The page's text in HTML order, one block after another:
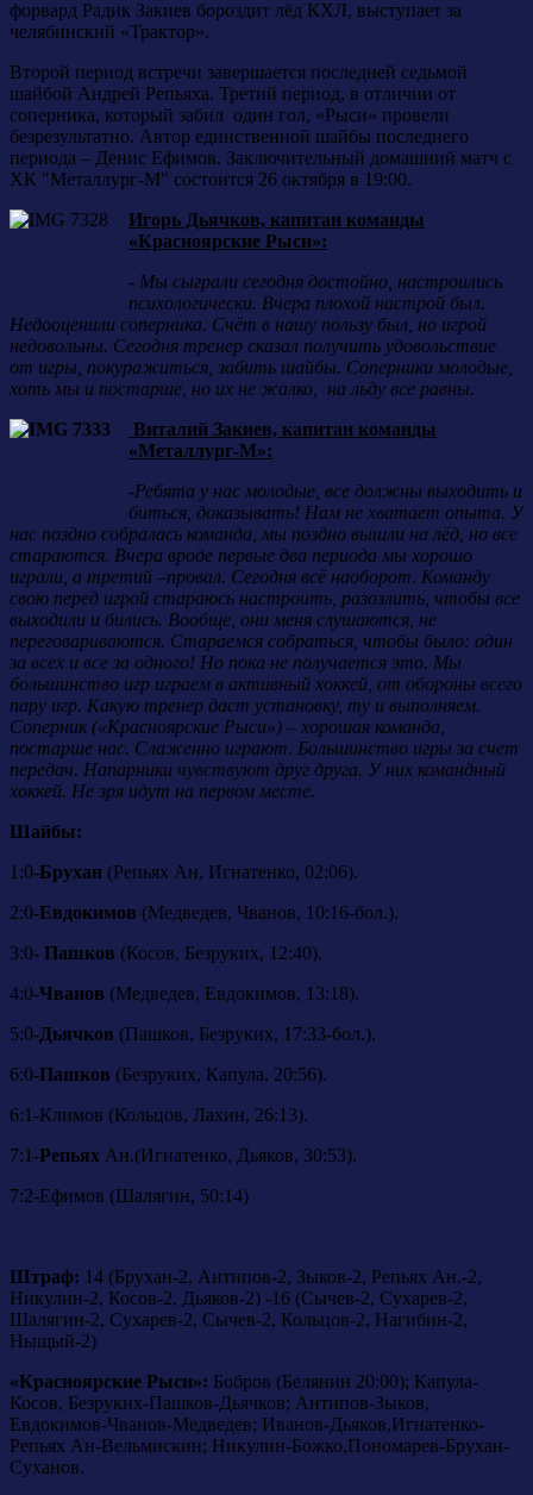
форвард Радик Закиев бороздит лёд КХЛ, выступает за
челябинский «Трактор».
Второй период встречи завершается последней седьмой
шайбой Андрей Репьяха. Третий период, в отличии от
соперника, который забил один гол, «Рыси» провели
безрезультатно. Автор единственной шайбы последнего
периода – Денис Ефимов. Заключительный домашний матч с
ХК "Металлург-М" состоится 26 октября в 19:00.
Игорь Дьячков, капитан команды
«Красноярские Рыси»:
- Мы сыграли сегодня достойно, настроились
психологически. Вчера плохой настрой был.
Недооценили соперника. Счёт в нашу пользу был, но игрой
недовольны. Сегодня тренер сказал получить удовольствие
от игры, покуражиться, забить шайбы. Соперники молодые,
хоть мы и постарше, но их не жалко,
на льду все равны.
Виталий Закиев, капитан команды
«Металлург-М»:
-Ребята у нас молодые, все должны выходить и
биться, доказывать! Нам не хватает опыта. У
нас поздно собралась команда, мы поздно вышли на лёд, но все
стараются. Вчера вроде первые два периода мы хорошо
играли, а третий –провал. Сегодня всё наоборот. Команду
свою перед игрой стараюсь настроить, разозлить, чтобы все
выходили и бились. Вообще, они меня слушаются, не
переговариваются. Стараемся собраться, чтобы было: один
за всех и все за одного! Но пока не получается это. Мы
большинство игр играем в активный хоккей, от обороны всего
пару игр. Какую тренер даст установку, ту и выполняем.
Соперник («Красноярские Рыси») – хорошая команда,
постарше нас. Слаженно играют. Большинство игры за счет
передач. Напарники чувствуют друг друга. У них командный
хоккей. Не зря идут на первом месте.
Шайбы:
1:0-Брухан (Репьях Ан, Игнатенко, 02:06).
2:0-Евдокимов (Медведев, Чванов, 10:16-бол.).
3:0- Пашков (Косов, Безруких, 12:40).
4:0-Чванов (Медведев, Евдокимов, 13:18).
5:0-Дьячков (Пашков, Безруких, 17:33-бол.).
6:0-Пашков (Безруких, Капула, 20:56).
6:1-Климов (Кольцов, Лахин, 26:13).
7:1-Репьях Ан.(Игнатенко, Дьяков, 30:53).
7:2-Ефимов (Шалягин, 50:14)
Штраф: 14 (Брухан-2, Антипов-2, Зыков-2, Репьях Ан.-2,
Никулин-2, Косов-2, Дьяков-2) -16 (Сычев-2, Сухарев-2,
Шалягин-2, Сухарев-2, Сычев-2, Кольцов-2, Нагибин-2,
Ныщый-2)
«Красноярские Рыси»: Бобров (Белянин 20:00); Капула-
Косов, Безруких-Пашков-Дьячков; Антипов-Зыков,
Евдокимов-Чванов-Медведев; Иванов-Дьяков,Игнатенко-
Репьях Ан-Вельмискин; Никулин-Божко,Пономарев-Брухан-
Суханов.